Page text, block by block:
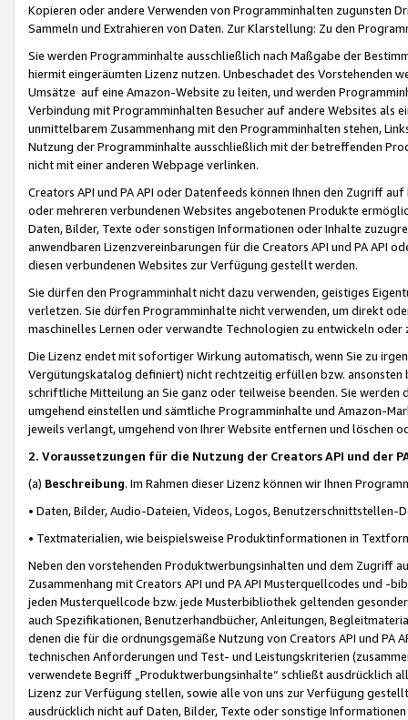
Kopieren oder andere Verwenden von Programminhalten zugunsten
Sammeln und Extrahieren von Daten. Zur Klarstellung: Zu den
Sie werden Programminhalte ausschließlich nach Maßgabe der
hiermit eingeräumten Lizenz nutzen. Unbeschadet des Vorstehenden
Umsätze auf eine Amazon-Website zu leiten, und werden
Verbindung mit Programminhalten Besucher auf andere Websites als
unmittelbarem Zusammenhang mit den Programminhalten stehen,
Nutzung der Programminhalte ausschließlich mit der betreffenden
nicht mit einer anderen Webpage verlinken.
Creators API und PA API oder Datenfeeds können Ihnen den Zugriff
oder mehreren verbundenen Websites angebotenen Produkte
Daten, Bilder, Texte oder sonstigen Informationen oder Inhalte
anwendbaren Lizenzvereinbarungen für die Creators API und PA API
diesen verbundenen Websites zur Verfügung gestellt werden.
Sie dürfen den Programminhalt nicht dazu verwenden, geistiges
verletzen. Sie dürfen Programminhalte nicht verwenden, um direkt
maschinelles Lernen oder verwandte Technologien zu entwickeln
Die Lizenz endet mit sofortiger Wirkung automatisch, wenn Sie zu
Vergütungskatalog definiert) nicht rechtzeitig erfüllen bzw. ansonsten
schriftliche Mitteilung an Sie ganz oder teilweise beenden. Sie werden
umgehend einstellen und sämtliche Programminhalte und Amazon-
jeweils verlangt, umgehend von Ihrer Website entfernen und löschen
2. Voraussetzungen für die Nutzung der Creators API und der
(a) Beschreibung. Im Rahmen dieser Lizenz können wir Ihnen
• Daten, Bilder, Audio-Dateien, Videos, Logos, Benutzerschnittstellen-
• Textmaterialien, wie beispielsweise Produktinformationen in
Neben den vorstehenden Produktwerbungsinhalten und dem Zugriff
Zusammenhang mit Creators API und PA API Musterquellcodes und
jeden Musterquellcode bzw. jede Musterbibliothek geltenden
auch Spezifikationen, Benutzerhandbücher, Anleitungen,
denen die für die ordnungsgemäße Nutzung von Creators API und PA
technischen Anforderungen und Test- und Leistungskriterien
verwendete Begriff „Produktwerbungsinhalte“ schließt ausdrücklich
Lizenz zur Verfügung stellen, sowie alle von uns zur Verfügung
ausdrücklich nicht auf Daten, Bilder, Texte oder sonstige